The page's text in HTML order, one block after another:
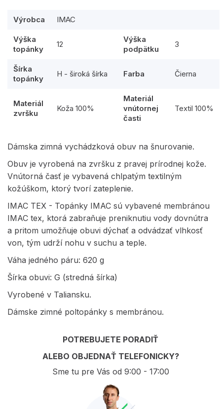
Výrobca IMAC
Výška
topánky
12
Výška
podpätku
3
Šírka
topánky
H - široká šírka Farba Čierna
Materiál
zvršku
Koža 100%
Materiál
vnútornej
časti
Textil 100%
Dámska zimná vychádzková obuv na šnurovanie.
Obuv je vyrobená na zvršku z pravej prírodnej kože.
Vnútorná časť je vybavená chlpatým textilným
kožúškom, ktorý tvorí zateplenie.
IMAC TEX - Topánky IMAC sú vybavené membránou
IMAC tex, ktorá zabraňuje preniknutiu vody dovnútra
a pritom umožňuje obuvi dýchať a odvádzať vlhkosť
von, tým udrží nohu v suchu a teple.
Váha jedného páru: 620 g
Šírka obuvi: G (stredná šírka)
Vyrobené v Taliansku.
Dámske zimné poltopánky s membránou.
POTREBUJETE PORADIŤ
ALEBO OBJEDNAŤ TELEFONICKY?
Sme tu pre Vás od 9:00 - 17:00